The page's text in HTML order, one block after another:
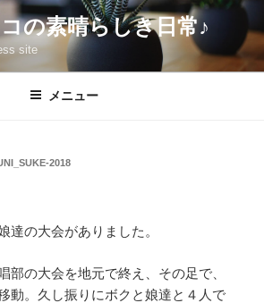
の素晴らしき日常♪
site
メニュー
2018
達の大会がありました。
部の大会を地元で終え、その足で、
動。久し振りにボクと娘達と４人で